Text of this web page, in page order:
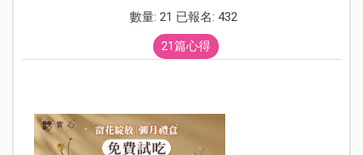
數量: 21 已報名: 432
21篇心得